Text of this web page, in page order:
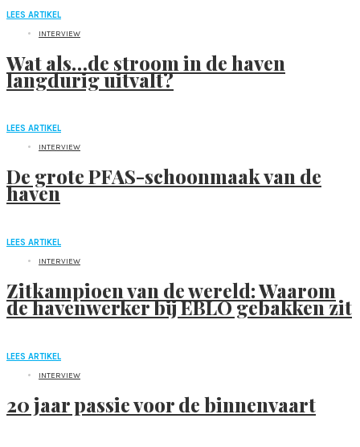
LEES ARTIKEL
INTERVIEW
Wat als…de stroom in de haven
langdurig uitvalt?
LEES ARTIKEL
INTERVIEW
De grote PFAS-schoonmaak van de
haven
LEES ARTIKEL
INTERVIEW
Zitkampioen van de wereld: Waarom
de havenwerker bij EBLO gebakken zit
LEES ARTIKEL
INTERVIEW
20 jaar passie voor de binnenvaart